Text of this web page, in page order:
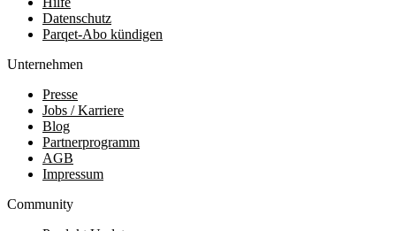
Datenschutz
Parqet-Abo kündigen
Unternehmen
Presse
Jobs / Karriere
Blog
Partnerprogramm
AGB
Impressum
Community